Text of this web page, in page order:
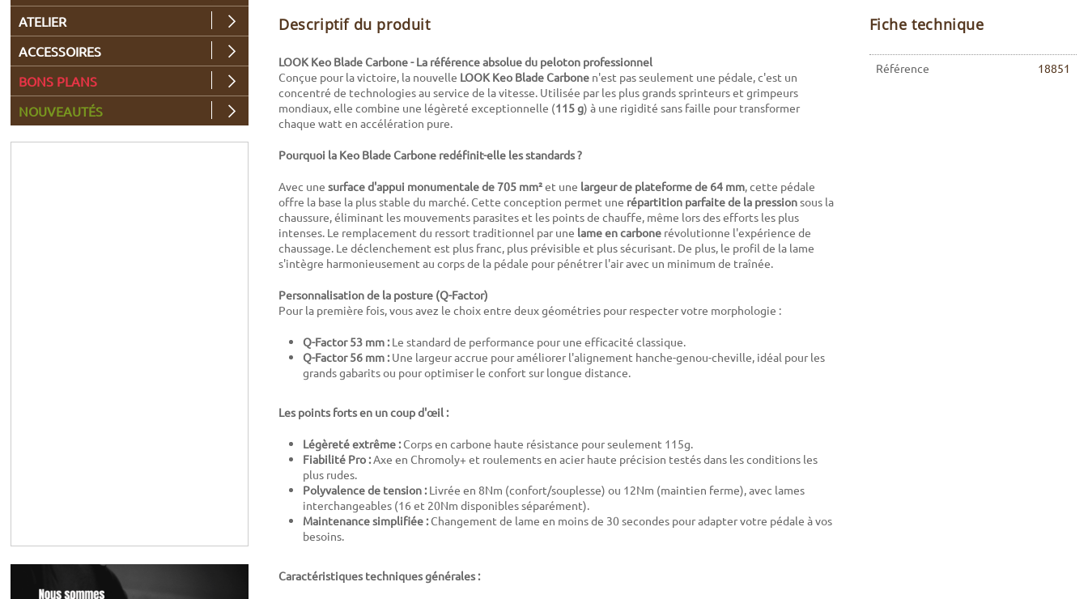
Descriptif du produit
LOOK Keo Blade Carbone - La référence absolue du peloton professionnel
Conçue pour la victoire, la nouvelle LOOK Keo Blade Carbone n'est pas seulement une pédale, c'est un
concentré de technologies au service de la vitesse. Utilisée par les plus grands sprinteurs et grimpeurs
mondiaux, elle combine une légèreté exceptionnelle (115 g) à une rigidité sans faille pour transformer
chaque watt en accélération pure.
Pourquoi la Keo Blade Carbone redéfinit-elle les standards ?
Avec une surface d'appui monumentale de 705 mm²et une largeur de plateforme de 64 mm, cette pédale
offre la base la plus stable du marché. Cette conception permet une répartition parfaite de la pressionsous la
chaussure, éliminant les mouvements parasites et les points de chauffe, même lors des efforts les plus
intenses. Le remplacement du ressort traditionnel par une lame en carbone révolutionne l'expérience de
chaussage. Le déclenchement est plus franc, plus prévisible et plus sécurisant. De plus, le profil de la lame
s'intègre harmonieusement au corps de la pédale pour pénétrer l'air avec un minimum de traînée.
Personnalisation de la posture (Q-Factor)
Pour la première fois, vous avez le choix entre deux géométries pour respecter votre morphologie :
Q-Factor 53 mm : Le standard de performance pour une efficacité classique.
Q-Factor 56 mm : Une largeur accrue pour améliorer l'alignement hanche-genou-cheville, idéal pour les
grands gabarits ou pour optimiser le confort sur longue distance.
Les points forts en un coup d'œil :
Légèreté extrême : Corps en carbone haute résistance pour seulement 115g.
Fiabilité Pro :Axe en Chromoly+ et roulements en acier haute précision testés dans les conditions les
plus rudes.
Polyvalence de tension : Livrée en 8Nm (confort/souplesse) ou 12Nm (maintien ferme), avec lames
interchangeables (16 et 20Nm disponibles séparément).
Maintenance simplifiée : Changement de lame en moins de 30 secondes pour adapter votre pédale à vos
besoins.
Caractéristiques techniques générales :
Fiche technique
Référence 18851
ATELIER
ACCESSOIRES
BONS PLANS
NOUVEAUTÉS